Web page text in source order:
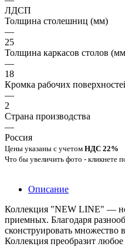
ЛДСП
Толщина столешниц (мм)
—
25
Толщина каркасов столов
—
18
Кромка рабочих
—
2
Страна производства
—
Россия
Цены указаны с учетом НДС 22%
Что бы увеличить фото - кликнете
Описание
Коллекция "NEW LINE" —
приемных. Благодаря
сконструировать множество
Коллекция преобразит